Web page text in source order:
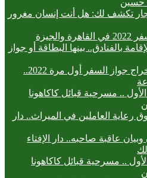
حسين
تكشف لك: هل أنت إنسان مغرور
بالفنادق.. بينها البطاقة أو جواز
خطوات ومستندات استخراج جواز السفر أول مرة 2022..
.. مسرحية قبائل كاكاهونا
رعاية العاملين في الميراث.. دار
عاقبة صاحبه.. دار الإفتاء
.. مسرحية قبائل كاكاهونا